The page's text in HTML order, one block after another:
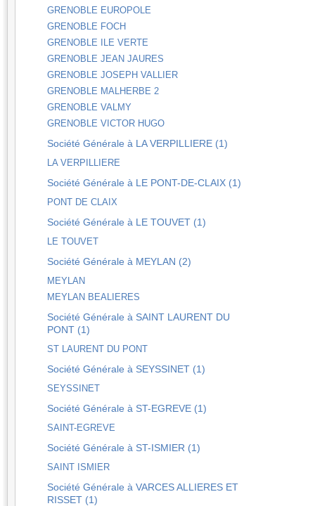
GRENOBLE EUROPOLE
GRENOBLE FOCH
GRENOBLE ILE VERTE
GRENOBLE JEAN JAURES
GRENOBLE JOSEPH VALLIER
GRENOBLE MALHERBE 2
GRENOBLE VALMY
GRENOBLE VICTOR HUGO
Société Générale à LA VERPILLIERE (1)
LA VERPILLIERE
Société Générale à LE PONT-DE-CLAIX (1)
PONT DE CLAIX
Société Générale à LE TOUVET (1)
LE TOUVET
Société Générale à MEYLAN (2)
MEYLAN
MEYLAN BEALIERES
Société Générale à SAINT LAURENT DU
PONT (1)
ST LAURENT DU PONT
Société Générale à SEYSSINET (1)
SEYSSINET
Société Générale à ST-EGREVE (1)
SAINT-EGREVE
Société Générale à ST-ISMIER (1)
SAINT ISMIER
Société Générale à VARCES ALLIERES ET
RISSET (1)